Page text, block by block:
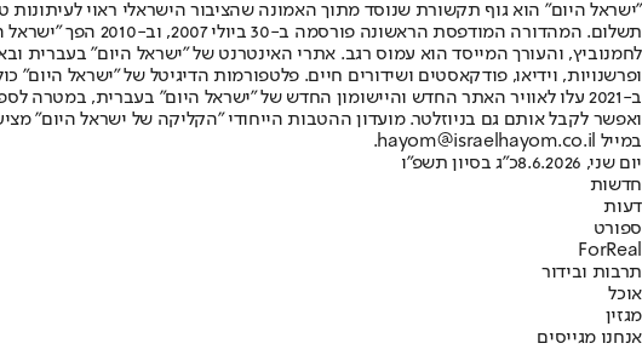
"ישראל היום" הוא גוף תקשורת שנוסד מתוך האמונה שהציבור הישראלי ראוי לעיתונות
תשלום. המהדורה
ופרשנויות, וידיאו, פודקאסטים ושידורים חיים. פלטפורמות הדיגיטל של "ישראל היום"
ב-2021 עלו לאוויר האתר החדש והיישומון החדש של "ישראל היום" בעברית,
ואפשר לקבל אותם גם בניוזלטר. מועדון ההטבות הייחודי "הקליקה של ישראל היום"
במייל hayom@israelhayom.co.il.
יום שני, 8.6.2026
כ"ג בסיון תשפ"ו
חדשות
דעות
ספורט
ForReal
תרבות ובידור
אוכל
מגזין
אנחנו מגייסים